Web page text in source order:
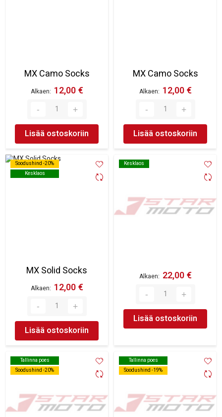
MX Camo Socks
Alkaen 12,00 €
Lisää ostoskoriin
MX Camo Socks
Alkaen 12,00 €
Lisää ostoskoriin
Soodushind -20%
Kesklaos
Soodushind -20%
Kesklaos
MX Solid Socks
Alkaen 12,00 €
Lisää ostoskoriin
Kesklaos
Kesklaos
Alkaen 22,00 €
Lisää ostoskoriin
Tallinna poes
Soodushind -20%
Tallinna poes
Soodushind -20%
Tallinna poes
Soodushind -19%
Tallinna poes
Soodushind -19%